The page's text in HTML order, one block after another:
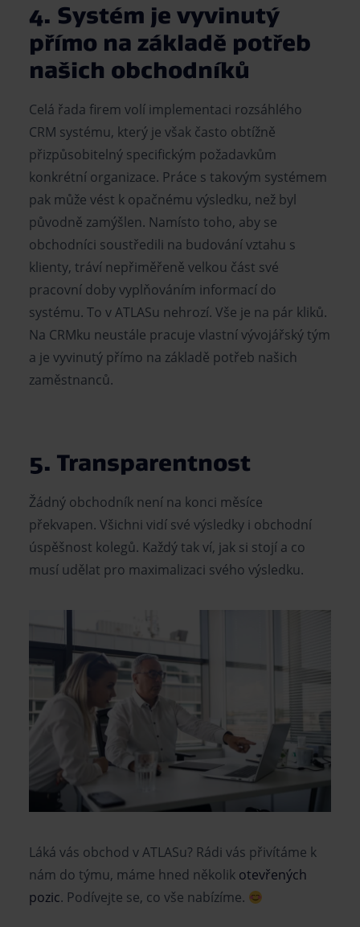
4. Systém je vyvinutý
přímo na základě potřeb
našich obchodníků
Celá řada firem volí implementaci rozsáhlého
CRM systému, který je však často obtížně
přizpůsobitelný specifickým požadavkům
konkrétní organizace. Práce s takovým systémem
pak může vést k opačnému výsledku, než byl
původně zamýšlen. Namísto toho, aby se
obchodníci soustředili na budování vztahu s
klienty, tráví nepřiměřeně velkou část své
pracovní doby vyplňováním informací do
systému. To v ATLASu nehrozí. Vše je na pár kliků.
Na CRMku neustále pracuje vlastní vývojářský tým
a je vyvinutý přímo na základě potřeb našich
zaměstnanců.
5. Transparentnost
Žádný obchodník není na konci měsíce
překvapen. Všichni vidí své výsledky i obchodní
úspěšnost kolegů. Každý tak ví, jak si stojí a co
musí udělat pro maximalizaci svého výsledku.
Láká vás obchod v ATLASu? Rádi vás přivítáme k
nám do týmu, máme hned několik otevřených
pozic. Podívejte se, co vše nabízíme.